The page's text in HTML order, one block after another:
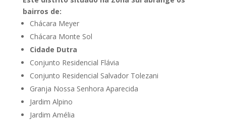
bairros de:
Chácara Meyer
Chácara Monte Sol
Cidade Dutra
Conjunto Residencial Flávia
Conjunto Residencial Salvador Tolezani
Granja Nossa Senhora Aparecida
Jardim Alpino
Jardim Amélia